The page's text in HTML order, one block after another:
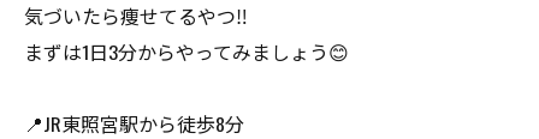
気づいたら痩せてるやつ‼️
まずは1日3分からやってみましょう😊
📍JR東照宮駅から徒歩8分